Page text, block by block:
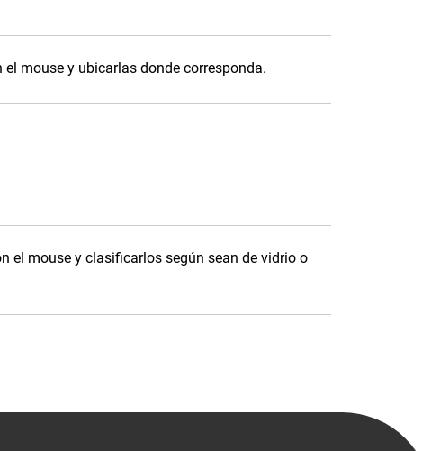
mouse y ubicarlas donde corresponda.
el mouse y clasificarlos según sean de vidrio o